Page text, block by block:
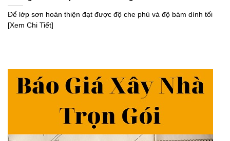
Để lớp sơn hoàn thiện đạt được độ che phủ và độ bám dính tối
[Xem Chi Tiết]